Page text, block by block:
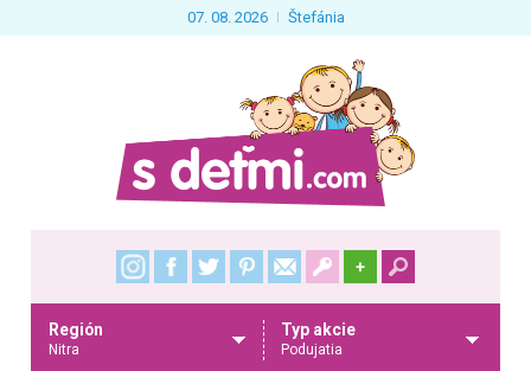
07. 08. 2026 Štefánia
+
Región
Nitra
Typ akcie
Podujatia